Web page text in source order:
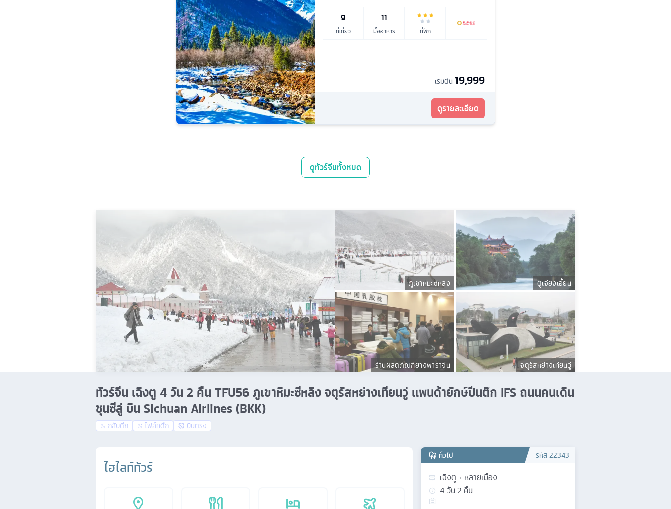
9
ที่เที่ยว
11
มื้ออาหาร ที่พัก
เริ่มต้น 19,999
ดูรายละเอียด
ดูทัวร์จีนทั้งหมด
ภูเขาหิมะซีหลิง ตูเจียงเอี้ยน
ร้านผลิตภัณฑ์ยางพาราจีน จตุรัสหย่างเทียนวู่
ทัวร์จีน เฉิงตู 4 วัน 2 คืน TFU56 ภูเขาหิมะซีหลิง จตุรัสหย่างเทียนวู่ แพนด้ายักษ์ปีนตึก IFS ถนนคนเดิน
ชุนซีลู่ บิน Sichuan Airlines (BKK)
กลับดึก ไฟล์ทดึก บินตรง
ไฮไลท์ทัวร์
ทั่วไป รหัส22343
เฉิงตู + หลายเมือง
4วัน2 คืน